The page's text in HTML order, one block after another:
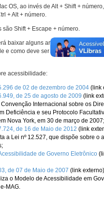
OS, ao invés de Alt + Shift +
+ Alt + número.
são Shift + Escape + número.
baixar alguns arquivos que
e como deve ser implementado nos
acessibilidade:
de 02 de dezembro de 2004 (link
de 25 de agosto de 2009 (link
Convenção Internacional sobre os
Deficiência e seu Protocolo
Nova York, em 30 de março de 2007;
de 16 de Maio de 2012 (link
a Lei nº 12.527, que dispõe sobre o
de Governo Eletrônico
de 07 de Maio de 2007 (link
o Modelo de Acessibilidade em
MAG.